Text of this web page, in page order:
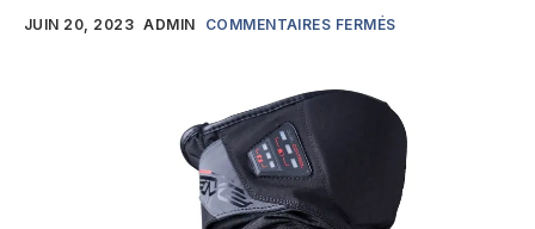
JUIN 20, 2023 ADMIN COMMENTAIRES FERMÉS